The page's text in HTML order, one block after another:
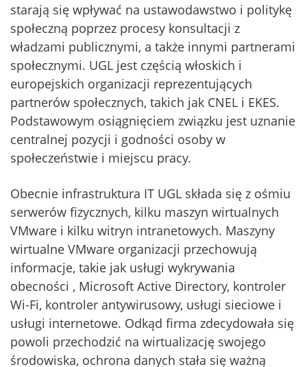
starają się wpływać na ustawodawstwo i politykę
społeczną poprzez procesy konsultacji z
władzami publicznymi, a także innymi partnerami
społecznymi. UGL jest częścią włoskich i
europejskich organizacji reprezentujących
partnerów społecznych, takich jak CNEL i EKES.
Podstawowym osiągnięciem związku jest uznanie
centralnej pozycji i godności osoby w
społeczeństwie i miejscu pracy.
Obecnie infrastruktura IT UGL składa się z ośmiu
serwerów fizycznych, kilku maszyn wirtualnych
VMware i kilku witryn intranetowych. Maszyny
wirtualne VMware organizacji przechowują
informacje, takie jak usługi wykrywania
obecności , Microsoft Active Directory, kontroler
Wi-Fi, kontroler antywirusowy, usługi sieciowe i
usługi internetowe. Odkąd firma zdecydowała się
powoli przechodzić na wirtualizację swojego
środowiska, ochrona danych stała się ważną